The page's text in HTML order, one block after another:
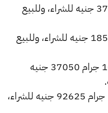
سعر عيار 21 وزن 1 جرام 3705 جنيه للشراء، وللبيع
سعر عيار 21 وزن 5 جرام 18525 جنيه للشراء، وللبيع
أسعار الذهب عيار 21 وزن 10 جرام 37050 جنيه
سعر الذهب عيار 21 وزن 25 جرام 92625 جنيه للشراء،